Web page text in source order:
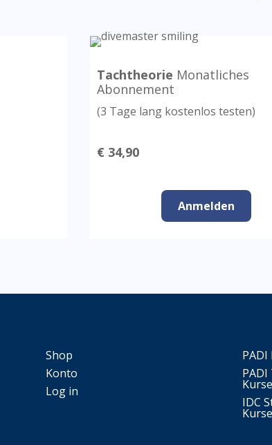
Tachtheorie Monatliches
Abonnement
(3 Tage lang kostenlos testen)
€ 34,90
Anmelden
Shop
Konto
Log in
Kurse
IDC
Kurse